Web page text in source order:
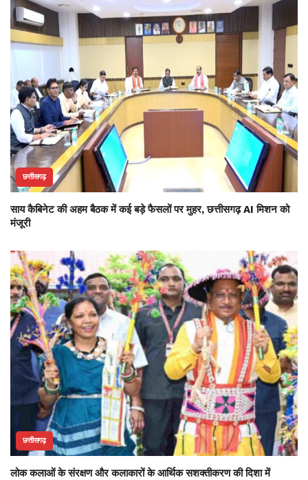
छत्तीसगढ़
साय कैबिनेट की अहम बैठक में कई बड़े फैसलों पर मुहर, छत्तीसगढ़ AI मिशन को
मंजूरी
छत्तीसगढ़
लोक कलाओं के संरक्षण और कलाकारों के आर्थिक सशक्तीकरण की दिशा में